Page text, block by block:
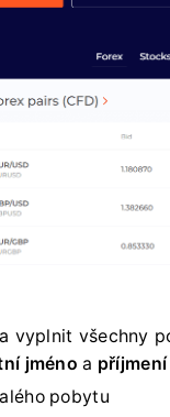
vyplnit všechny
jméno a příjmení
pobytu